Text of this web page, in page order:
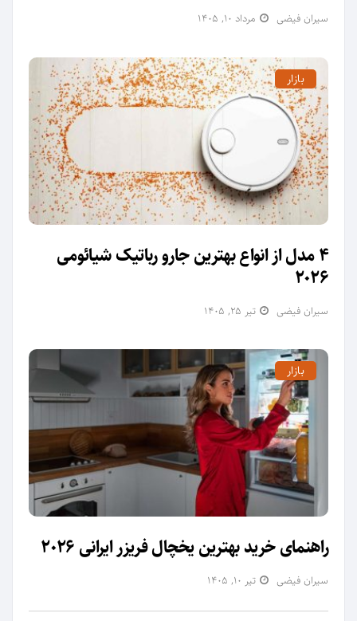
سیران فیضی مرداد ۱۰, ۱۴۰۵
بازار
4 مدل از انواع بهترین جارو رباتیک شیائومی
2026
سیران فیضی تیر ۲۵, ۱۴۰۵
بازار
راهنمای خرید بهترین یخچال فریزر ایرانی 2026
سیران فیضی تیر ۱۰, ۱۴۰۵